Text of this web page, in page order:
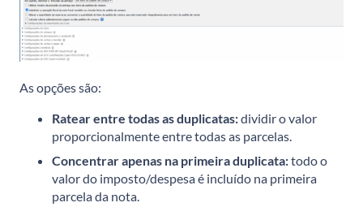
As opções são:
Ratear entre todas as duplicatas:dividir o valor
proporcionalmente entre todas as parcelas.
Concentrar apenas na primeira duplicata:todo o
valor do imposto/despesa é incluído na primeira
parcela da nota.